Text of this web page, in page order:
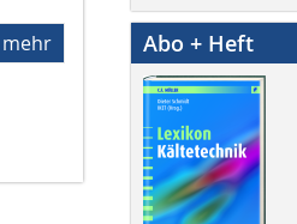
mehr Abo + Heft